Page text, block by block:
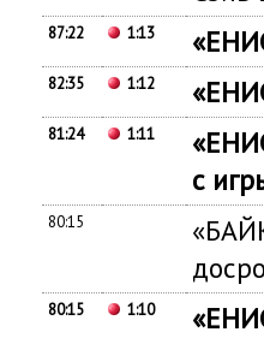
87:22 1:13
82:35 1:12
81:24 1:11
с
80:15
80:15 1:10